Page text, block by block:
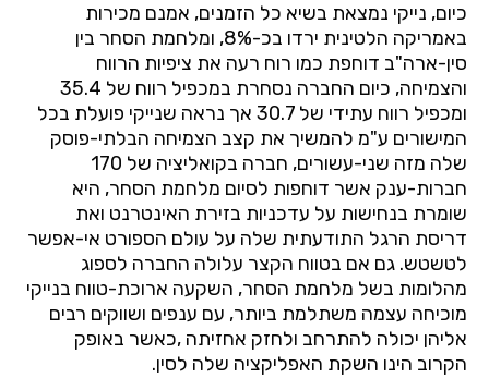
כיום, נייקי נמצאת בשיא כל הזמנים, אמנם מכירות
באמריקה הלטינית ירדו בכ-8%, ומלחמת הסחר בין
סין-ארה"ב דוחפת כמו רוח רעה את ציפיות הרווח
והצמיחה, כיום החברה נסחרת במכפיל רווח של 35.4
ומכפיל רווח עתידי של 30.7 אך נראה שנייקי פועלת בכל
המישורים ע"מ להמשיך את קצב הצמיחה הבלתי-פוסק
שלה מזה שני-עשורים, חברה בקואליציה של 170
חברות-ענק אשר דוחפות לסיום מלחמת הסחר, היא
שומרת בנחישות על עדכניות בזירת האינטרנט ואת
דריסת הרגל התודעתית שלה על עולם הספורט אי-אפשר
לטשטש. גם אם בטווח הקצר עלולה החברה לספוג
מהלומות בשל מלחמת הסחר, השקעה ארוכת-טווח בנייקי
מוכיחה עצמה משתלמת ביותר, עם ענפים ושווקים רבים
אליהן יכולה להתרחב ולחזק אחזיתה ,כאשר באופק
הקרוב הינו השקת האפליקציה שלה לסין.